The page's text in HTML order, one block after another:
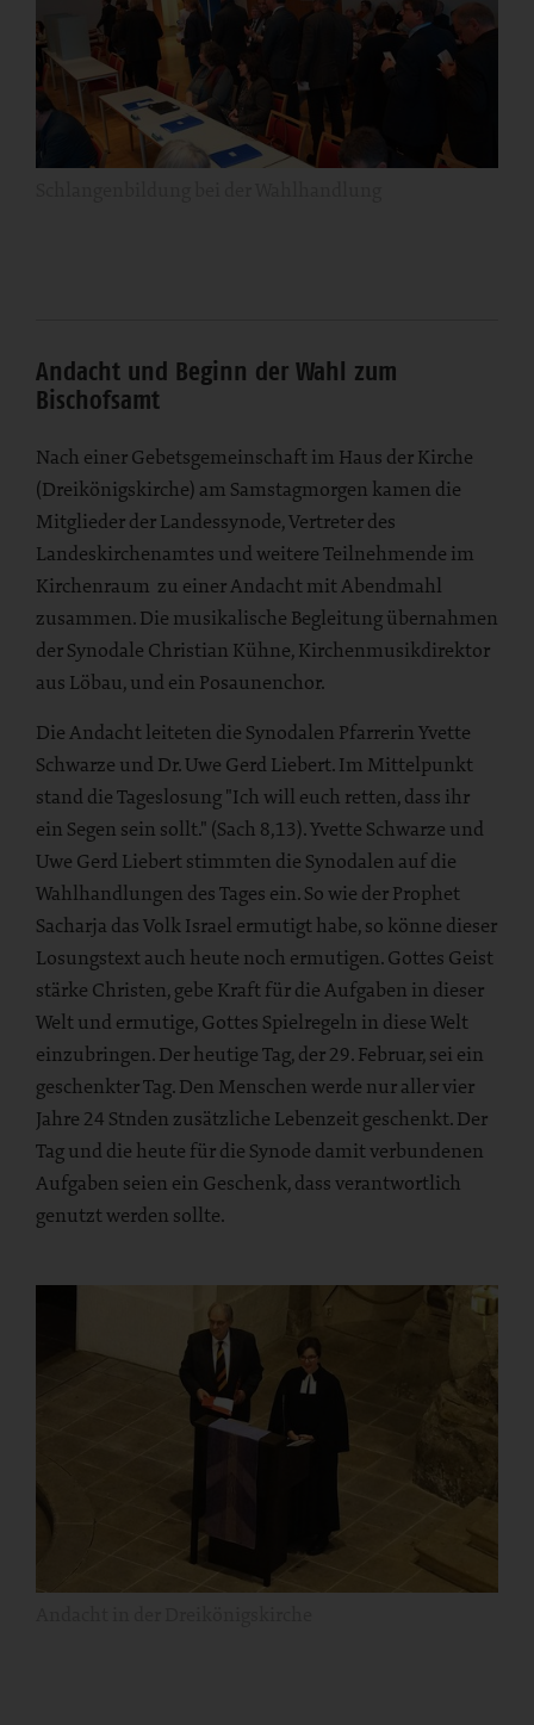
Andacht und Beginn der Wahl zum
Bischofsamt
Nach einer Gebetsgemeinschaft im Haus der Kirche
(Dreikönigskirche) am Samstagmorgen kamen die
Mitglieder der Landessynode, Vertreter des
Landeskirchenamtes und weitere Teilnehmende im
Kirchenraum zu einer Andacht mit Abendmahl
zusammen. Die musikalische Begleitung übernahmen
der Synodale Christian Kühne, Kirchenmusikdirektor
aus Löbau, und ein Posaunenchor.
Die Andacht leiteten die Synodalen Pfarrerin Yvette
Schwarze und Dr. Uwe Gerd Liebert. Im Mittelpunkt
stand die Tageslosung "Ich will euch retten, dass ihr
ein Segen sein sollt." (Sach 8,13). Yvette Schwarze und
Uwe Gerd Liebert stimmten die Synodalen auf die
Wahlhandlungen des Tages ein. So wie der Prophet
Sacharja das Volk Israel ermutigt habe, so könne dieser
Losungstext auch heute noch ermutigen. Gottes Geist
stärke Christen, gebe Kraft für die Aufgaben in dieser
Welt und ermutige, Gottes Spielregeln in diese Welt
einzubringen. Der heutige Tag, der 29. Februar, sei ein
geschenkter Tag. Den Menschen werde nur aller vier
Jahre 24 Stnden zusätzliche Lebenzeit geschenkt. Der
Tag und die heute für die Synode damit verbundenen
Aufgaben seien ein Geschenk, dass verantwortlich
genutzt werden sollte.